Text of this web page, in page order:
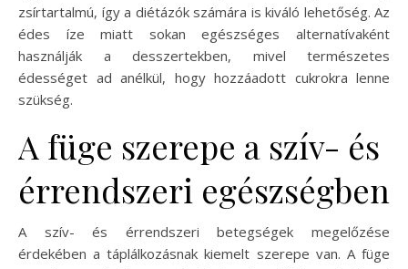
zsírtartalmú, így a diétázók számára is kiváló lehetőség. Az
édes íze miatt sokan egészséges alternatívaként
használják a desszertekben, mivel természetes
édességet ad anélkül, hogy hozzáadott cukrokra lenne
szükség.
A füge szerepe a szív- és
érrendszeri egészségben
A szív- és érrendszeri betegségek megelőzése
érdekében a táplálkozásnak kiemelt szerepe van. A füge